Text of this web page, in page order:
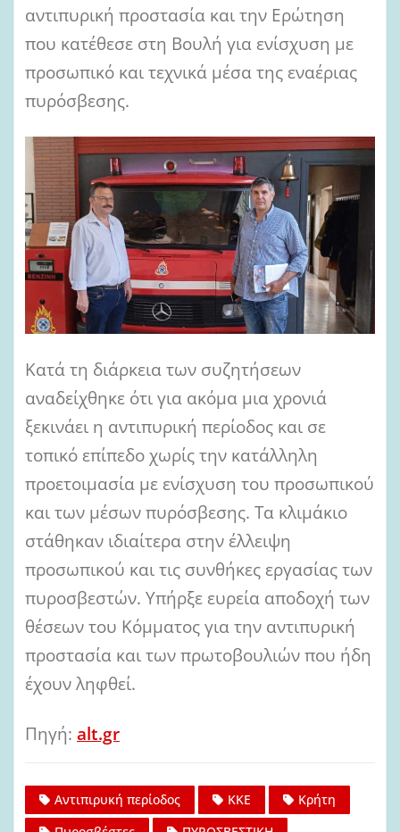
αντιπυρική προστασία και την Ερώτηση
που κατέθεσε στη Βουλή για ενίσχυση με
προσωπικό και τεχνικά μέσα της εναέριας
πυρόσβεσης.
Κατά τη διάρκεια των συζητήσεων
αναδείχθηκε ότι για ακόμα μια χρονιά
ξεκινάει η αντιπυρική περίοδος και σε
τοπικό επίπεδο χωρίς την κατάλληλη
προετοιμασία με ενίσχυση του προσωπικού
και των μέσων πυρόσβεσης. Τα κλιμάκιο
στάθηκαν ιδιαίτερα στην έλλειψη
προσωπικού και τις συνθήκες εργασίας των
πυροσβεστών. Υπήρξε ευρεία αποδοχή των
θέσεων του Κόμματος για την αντιπυρική
προστασία και των πρωτοβουλιών που ήδη
έχουν ληφθεί.
Πηγή: alt.gr
Αντιπιρυκή περίοδος ΚΚΕ
Κρήτη